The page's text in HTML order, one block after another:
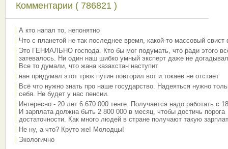
Комментарии ( 786821 )
А кто напал то, непонятно
Что с планетой не так последнее время, какой-то массовый свист
Это ГЕНИАЛЬНО господа. Кто бы мог подумать, что ради этого
затевалось. Ни один наш шибко умный эксперт даже не
Все то думали, что жана казахстан наступит
нан придумал этот трюк путин повторил вот и токаев не отстает
Всё что нужно знать про наше государство. Надеяться нужно
себя. Не будет у нас пенсии.
Интересно - 20 лет 6 670 000 тенге. Получается надо работать с
И зарплата должна быть 2 800 000 в месяц, чтобы достичь порога
достаточности. Как много людей в стране получают такую
Не ну, а что? Круто же! Молодцы!
Экологично